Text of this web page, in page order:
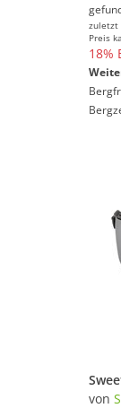
zuletzt
Preis
18%
von